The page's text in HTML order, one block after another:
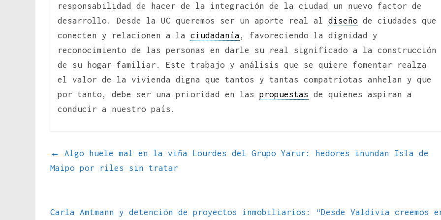
responsabilidad de hacer de la integración de la ciudad un nuevo factor de
desarrollo. Desde la UC queremos ser un aporte real al diseño de ciudades que
conecten y relacionen a la ciudadanía , favoreciendo la dignidad y
reconocimiento de las personas en darle su real significado a la construcción
de su hogar familiar. Este trabajo y análisis que se quiere fomentar realza
el valor de la vivienda digna que tantos y tantas compatriotas anhelan y que
por tanto, debe ser una prioridad en las propuestas de quienes aspiran a
conducir a nuestro país.
←
Algo huele mal en la viña Lourdes del Grupo Yarur: hedores inundan Isla de
Maipo por riles sin tratar
Carla Amtmann y detención de proyectos inmobiliarios: “Desde Valdivia creemos